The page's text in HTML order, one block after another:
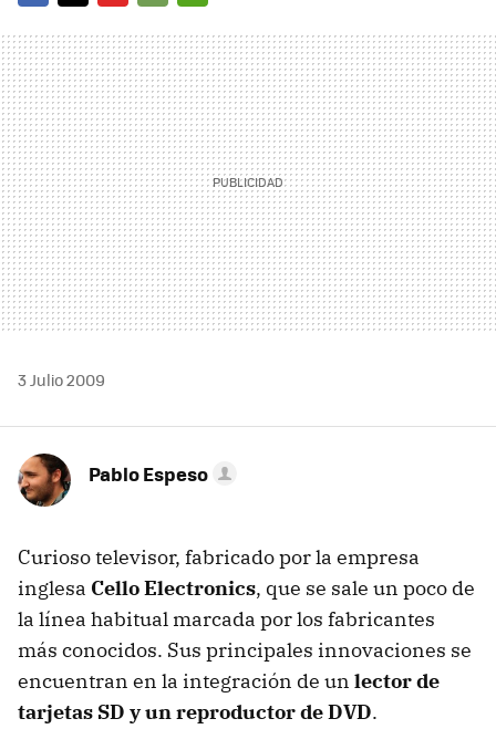
MAIL
3 Julio 2009
Pablo Espeso
Curioso televisor, fabricado por la empresa
inglesa Cello Electronics, que se sale un poco de
la línea habitual marcada por los fabricantes
más conocidos. Sus principales innovaciones se
encuentran en la integración de un lector de
tarjetas SD y un reproductor de DVD.